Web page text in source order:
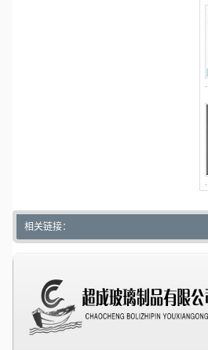
相关链接：